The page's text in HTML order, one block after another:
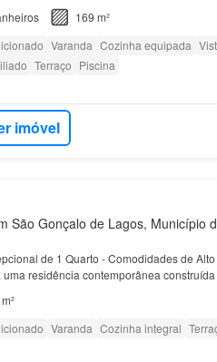
169 m²
Varanda Cozinha equipada
Terraço Piscina
imóvel
São Gonçalo de Lagos, Município
de 1 Quarto - Comodidades de
residência contemporânea
no rés-do-chão, este espaçoso
Varanda Cozinha integral